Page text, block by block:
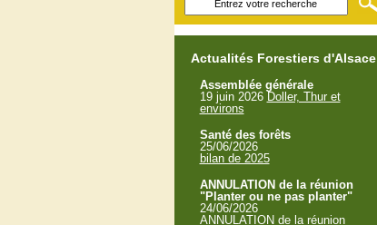
Actualités Forestiers d'Alsace
Assemblée générale
19 juin 2026 Doller, Thur et
environs
Santé des forêts
25/06/2026
bilan de 2025
ANNULATION de la réunion
"Planter ou ne pas planter"
24/06/2026
ANNULATION de la réunion